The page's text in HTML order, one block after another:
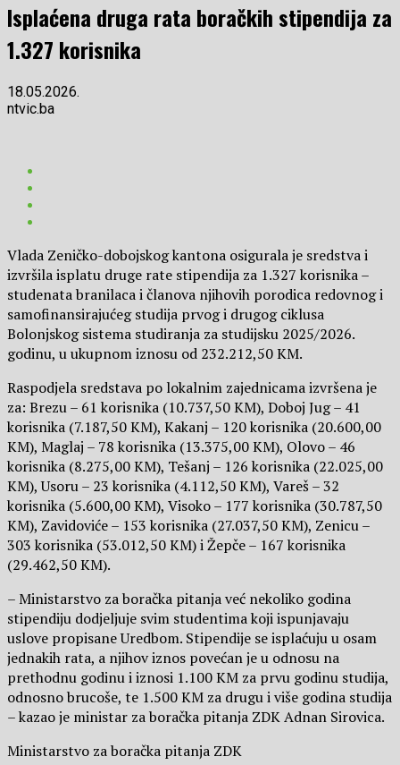
Isplaćena druga rata boračkih stipendija za
1.327 korisnika
18.05.2026.
ntvic.ba
Vlada Zeničko-dobojskog kantona osigurala je sredstva i
izvršila isplatu druge rate stipendija za 1.327 korisnika –
studenata branilaca i članova njihovih porodica redovnog i
samofinansirajućeg studija prvog i drugog ciklusa
Bolonjskog sistema studiranja za studijsku 2025/2026.
godinu, u ukupnom iznosu od 232.212,50 KM.
Raspodjela sredstava po lokalnim zajednicama izvršena je
za: Brezu – 61 korisnika (10.737,50 KM), Doboj Jug – 41
korisnika (7.187,50 KM), Kakanj – 120 korisnika (20.600,00
KM), Maglaj – 78 korisnika (13.375,00 KM), Olovo – 46
korisnika (8.275,00 KM), Tešanj – 126 korisnika (22.025,00
KM), Usoru – 23 korisnika (4.112,50 KM), Vareš – 32
korisnika (5.600,00 KM), Visoko – 177 korisnika (30.787,50
KM), Zavidoviće – 153 korisnika (27.037,50 KM), Zenicu –
303 korisnika (53.012,50 KM) i Žepče – 167 korisnika
(29.462,50 KM).
– Ministarstvo za boračka pitanja već nekoliko godina
stipendiju dodjeljuje svim studentima koji ispunjavaju
uslove propisane Uredbom. Stipendije se isplaćuju u osam
jednakih rata, a njihov iznos povećan je u odnosu na
prethodnu godinu i iznosi 1.100 KM za prvu godinu studija,
odnosno brucoše, te 1.500 KM za drugu i više godina studija
– kazao je ministar za boračka pitanja ZDK Adnan Sirovica.
Ministarstvo za boračka pitanja ZDK